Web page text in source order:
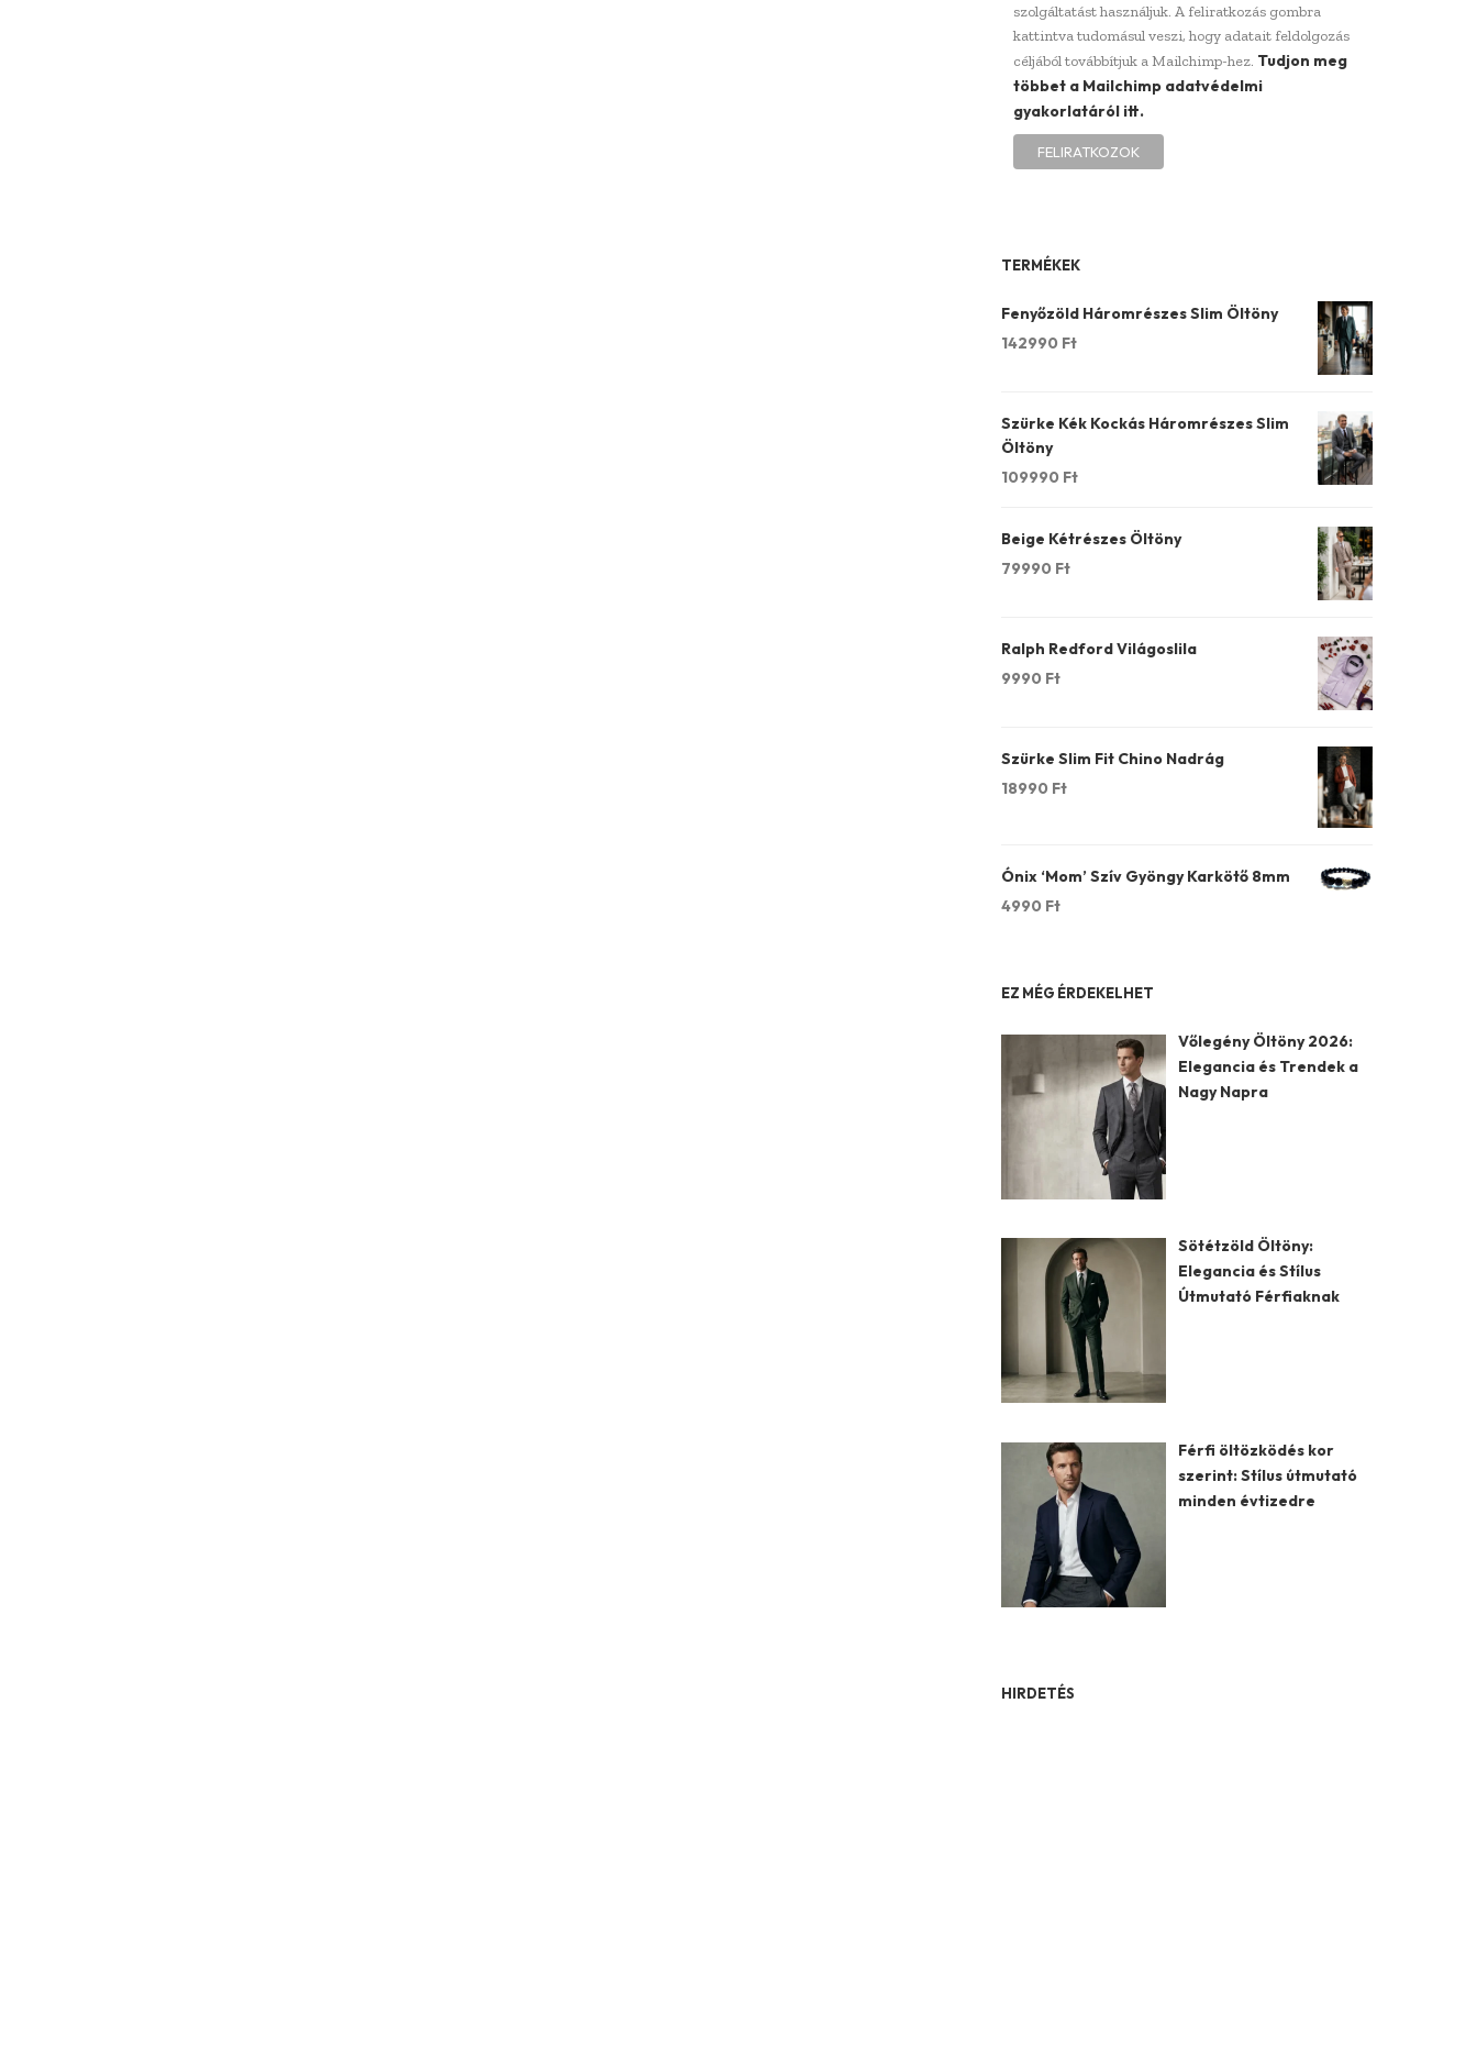
szolgáltatást használjuk. A feliratkozás gombra
kattintva tudomásul veszi, hogy adatait feldolgozás
céljából továbbítjuk a Mailchimp-hez. Tudjon meg
többet a Mailchimp adatvédelmi
gyakorlatáról itt.
TERMÉKEK
Fenyőzöld Háromrészes Slim Öltöny
142990 Ft
Szürke Kék Kockás Háromrészes Slim
Öltöny
109990 Ft
Beige Kétrészes Öltöny
79990 Ft
Ralph Redford Világoslila
9990 Ft
Szürke Slim Fit Chino Nadrág
18990 Ft
Ónix ‘Mom’ Szív Gyöngy Karkötő 8mm
4990 Ft
EZ MÉG ÉRDEKELHET
Vőlegény Öltöny 2026:
Elegancia és Trendek a
Nagy Napra
Sötétzöld Öltöny:
Elegancia és Stílus
Útmutató Férfiaknak
Férfi öltözködés kor
szerint: Stílus útmutató
minden évtizedre
HIRDETÉS